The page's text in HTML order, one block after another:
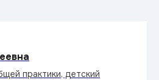
практики, детский